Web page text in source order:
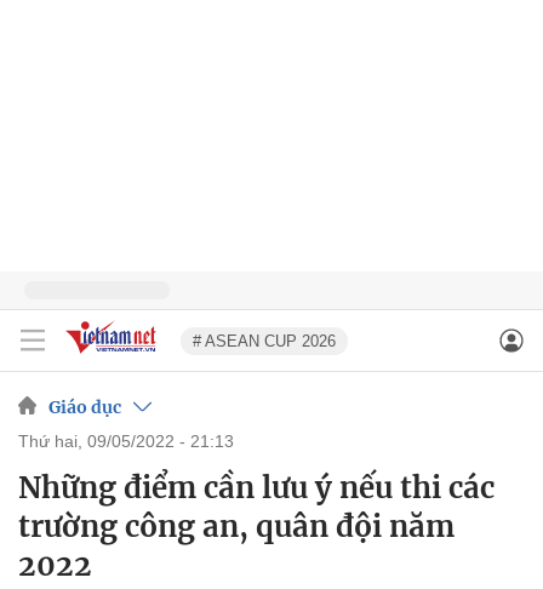
# ASEAN CUP 2026
Giáo dục
thứ hai, 09/05/2022 - 21:13
Những điểm cần lưu ý nếu thi các
trường công an, quân đội năm
2022